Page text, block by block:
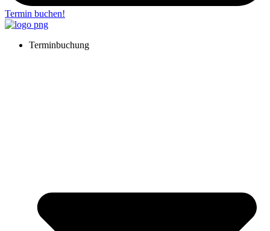
Termin buchen!
Terminbuchung